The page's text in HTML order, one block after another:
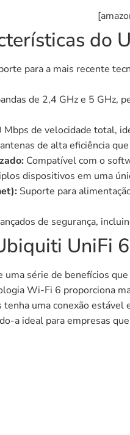
do
para a mais recente
de 2,4 GHz e 5 GHz,
de velocidade total,
de alta eficiência
Compatível com o
dispositivos em uma
Suporte para
de segurança,
UniFi
série de benefícios
Wi-Fi 6 proporciona
uma conexão
a ideal para empresas